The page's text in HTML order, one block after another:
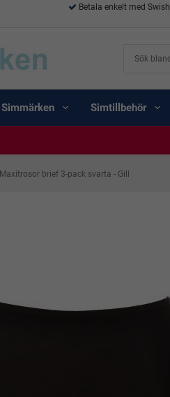
Betala enkelt med Swish
Simmärken Simtillbehör
Maxitrosor brief 3-pack svarta - Gill